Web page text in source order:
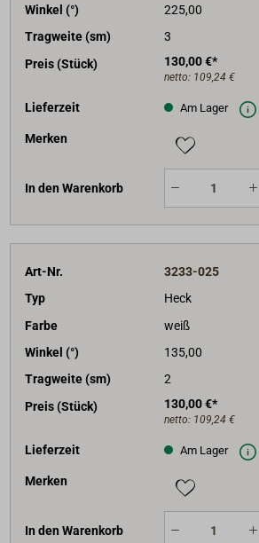
Winkel (°)
225,00
Tragweite (sm)
3
Preis (Stück)
130,00 €*
netto: 109,24 €
Lieferzeit Am Lager
Merken
In den Warenkorb
Art-Nr.
3233-025
Typ
Heck
Farbe
weiß
Winkel (°)
135,00
Tragweite (sm)
2
Preis (Stück)
130,00 €*
netto: 109,24 €
Lieferzeit Am Lager
Merken
In den Warenkorb